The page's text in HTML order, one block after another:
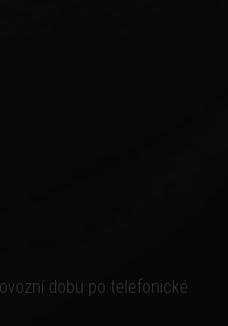
dobu po telefonické